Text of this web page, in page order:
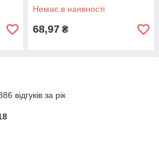
Немає в наявності
68,97 ₴
відгуків за рік